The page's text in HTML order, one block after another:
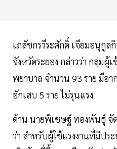
เภสัชกรวีระศักดิ์ เจียมอนุกู
จังหวัดระยอง กล่าวว่า กลุ่มผู้เ
พยาบาล จำนวน 93 ราย มีอา
อักเสบ 5 ราย ไม่รุนแรง
ด้าน นายพิเชษฐ์ ทองพันธุ์ จัด
ว่า สำหรับผู้ใช้แรงงานที่มีปร